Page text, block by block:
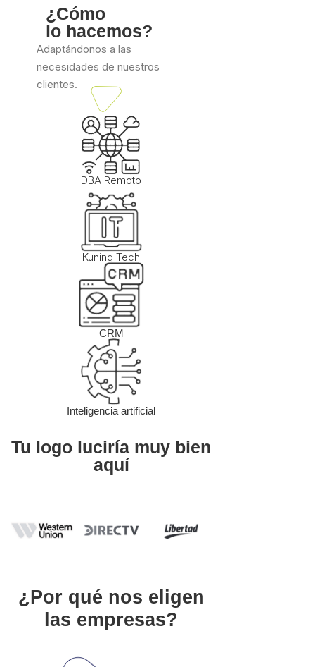
¿Cómo
lo hacemos?
Adaptándonos a las
necesidades de nuestros
clientes.
DBA Remoto
Kuning Tech
CRM
Inteligencia artificial
Tu logo luciría muy bien
aquí
¿Por qué nos eligen
las empresas?